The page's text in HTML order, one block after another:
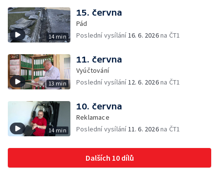
14 min
15. června
Pád
Poslední vysílání16. 6. 2026na ČT1
13 min
11. června
Vyúčtování
Poslední vysílání12. 6. 2026na ČT1
14 min
10. června
Reklamace
Poslední vysílání11. 6. 2026na ČT1
Dalších 10 dílů